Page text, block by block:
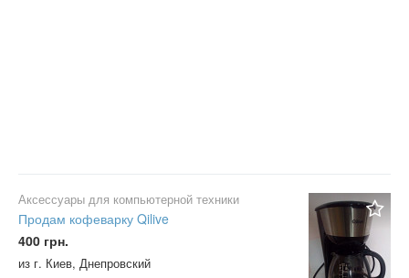
Аксессуары для компьютерной техники
Продам кофеварку Qilive
400 грн.
из г. Киев, Днепровский